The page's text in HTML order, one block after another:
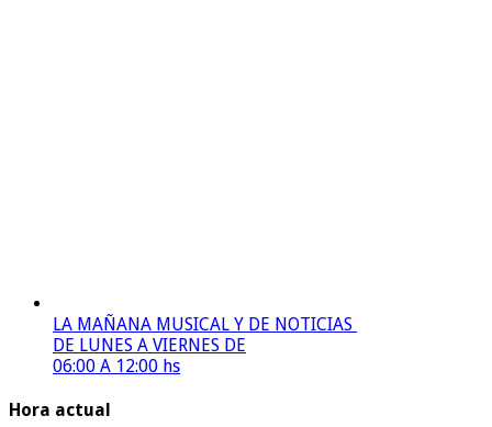
LA MAÑANA MUSICAL Y DE NOTICIAS
DE LUNES A VIERNES DE
06:00 A 12:00 hs
Hora actual